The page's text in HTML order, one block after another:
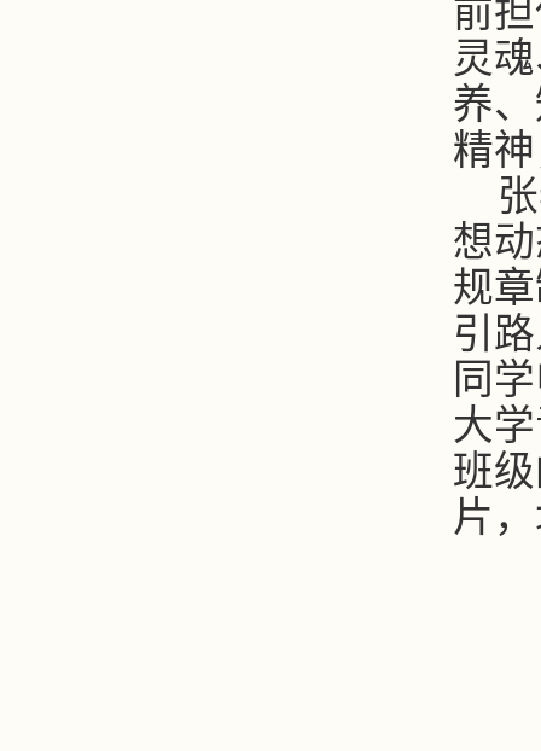
前
灵
养
精
想
规
引
同
大
班
片